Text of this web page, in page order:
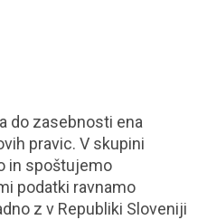
do zasebnosti ena
pravic. V skupini
in spoštujemo
podatki ravnamo
z v Republiki Sloveniji